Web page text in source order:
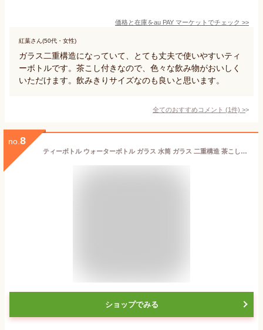
価格と在庫をau PAY マーケット でチェック >>
紅葉さん(50代・女性)
ガラス二重構造になっていて、とても丈夫で使いやすいティ
ーボトルです。茶こし付きなので、色々な飲み物がおいしく
いただけます。飲みきりサイズなのも良いと思います。
全てのおすすめコメント (1件) >
no. 8
ティーボトル ウォーターボトル ガラス 水筒 ガラス 二重構造 茶こし付きタンブラー 350ml ポータブル トラベル マグ ティー タンブラー オフィス用 プレゼント ギフト
ショップでみる